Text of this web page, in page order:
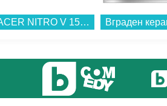
Лаптоп ACER NITRO V 15 ANV15-52-90WJ NH.QZ7EX.008 , 1000GB SSD , 15.60 , 16 , Intel Core i9-13900H (14 cores) , NVIDIA GeForce RTX 5050 8GB GDDR7 , Без OS...